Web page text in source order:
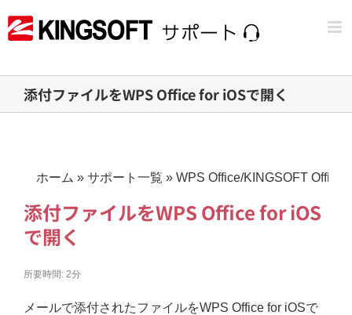
to
添付ファイルをWPS Office for iOSで開く
ホーム » サポート一覧 » WPS Office/KINGSOFT Office
添付ファイルをWPS Office for iOS
で開く
所要時間: 2分
メールで添付されたファイルをWPS Office for iOSで